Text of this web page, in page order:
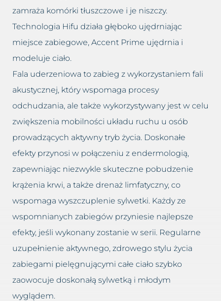
zamraża komórki tłuszczowe i je niszczy.
Technologia Hifu działa głęboko ujędrniając
miejsce zabiegowe, Accent Prime ujędrnia i
modeluje ciało.
Fala uderzeniowa to zabieg z wykorzystaniem fali
akustycznej, który wspomaga procesy
odchudzania, ale także wykorzystywany jest w celu
zwiększenia mobilności układu ruchu u osób
prowadzących aktywny tryb życia. Doskonałe
efekty przynosi w połączeniu z endermologią,
zapewniając niezwykle skuteczne pobudzenie
krążenia krwi, a także drenaż limfatyczny, co
wspomaga wyszczuplenie sylwetki. Każdy ze
wspomnianych zabiegów przyniesie najlepsze
efekty, jeśli wykonany zostanie w serii. Regularne
uzupełnienie aktywnego, zdrowego stylu życia
zabiegami pielęgnującymi całe ciało szybko
zaowocuje doskonałą sylwetką i młodym
wyglądem.